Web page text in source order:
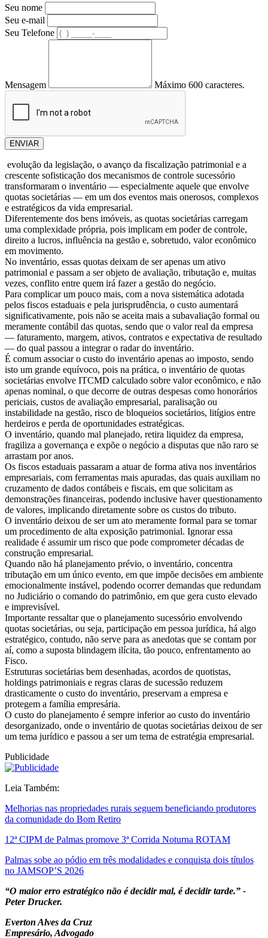
Seu nome
Seu e-mail
Seu Telefone
Mensagem Máximo 600 caracteres.
ENVIAR
evolução da legislação, o avanço da fiscalização patrimonial e a
crescente sofisticação dos mecanismos de controle sucessório
transformaram o inventário — especialmente aquele que envolve
quotas societárias — em um dos eventos mais onerosos, complexos
e estratégicos da vida empresarial.
Diferentemente dos bens imóveis, as quotas societárias carregam
uma complexidade própria, pois implicam em poder de controle,
direito a lucros, influência na gestão e, sobretudo, valor econômico
em movimento.
No inventário, essas quotas deixam de ser apenas um ativo
patrimonial e passam a ser objeto de avaliação, tributação e, muitas
vezes, conflito entre quem irá fazer a gestão do negócio.
Para complicar um pouco mais, com a nova sistemática adotada
pelos fiscos estaduais e pela jurisprudência, o custo aumentará
significativamente, pois não se aceita mais a subavaliação formal ou
meramente contábil das quotas, sendo que o valor real da empresa
— faturamento, margem, ativos, contratos e expectativa de resultado
— do qual passou a integrar o radar do inventário.
É comum associar o custo do inventário apenas ao imposto, sendo
isto um grande equívoco, pois na prática, o inventário de quotas
societárias envolve ITCMD calculado sobre valor econômico, e não
apenas nominal, o que decorre de outras despesas como honorários
periciais, custos de avaliação empresarial, paralisação ou
instabilidade na gestão, risco de bloqueios societários, litígios entre
herdeiros e perda de oportunidades estratégicas.
O inventário, quando mal planejado, retira liquidez da empresa,
fragiliza a governança e expõe o negócio a disputas que não raro se
arrastam por anos.
Os fiscos estaduais passaram a atuar de forma ativa nos inventários
empresariais, com ferramentas mais apuradas, das quais auxiliam no
cruzamento de dados contábeis e fiscais, em que solicitam as
demonstrações financeiras, podendo inclusive haver questionamento
de valores, implicando diretamente sobre os custos do tributo.
O inventário deixou de ser um ato meramente formal para se tornar
um procedimento de alta exposição patrimonial. Ignorar essa
realidade é assumir um risco que pode comprometer décadas de
construção empresarial.
Quando não há planejamento prévio, o inventário, concentra
tributação em um único evento, em que impõe decisões em ambiente
emocionalmente instável, podendo ocorrer demandas que redundam
no Judiciário o comando do patrimônio, em que gera custo elevado
e imprevisível.
Importante ressaltar que o planejamento sucessório envolvendo
quotas societárias, ou seja, participação em pessoa jurídica, há algo
estratégico, contudo, não serve para as anedotas que se contam por
aí, como a suposta blindagem ilícita, tão pouco, enfrentamento ao
Fisco.
Estruturas societárias bem desenhadas, acordos de quotistas,
holdings patrimoniais e regras claras de sucessão reduzem
drasticamente o custo do inventário, preservam a empresa e
protegem a família empresária.
O custo do planejamento é sempre inferior ao custo do inventário
desorganizado, onde o inventário de quotas societárias deixou de ser
um tema jurídico e passou a ser um tema de estratégia empresarial.
Publicidade
Leia Também:
Melhorias nas propriedades rurais seguem beneficiando produtores
da comunidade do Bom Retiro
12ª CIPM de Palmas promove 3ª Corrida Noturna ROTAM
Palmas sobe ao pódio em três modalidades e conquista dois títulos
no JAMSOP’S 2026
“O maior erro estratégico não é decidir mal, é decidir tarde.” -
Peter Drucker.
Everton Alves da Cruz
Empresário, Advogado